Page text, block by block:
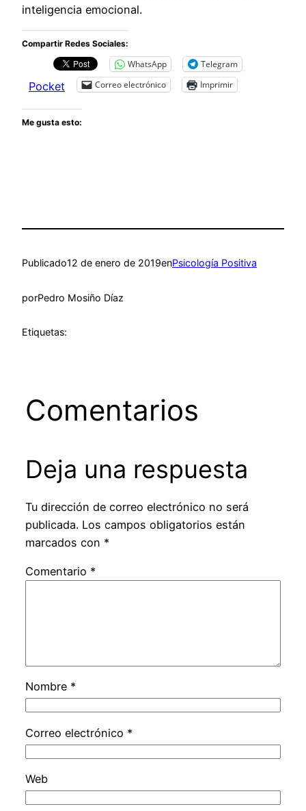
inteligencia emocional.
Compartir Redes Sociales:
WhatsApp Telegram
Pocket Correo electrónico Imprimir
Me gusta esto:
Publicado12 de enero de 2019enPsicología Positiva
porPedro Mosiño Díaz
Etiquetas:
Comentarios
Deja una respuesta
Tu dirección de correo electrónico no será
publicada. Los campos obligatorios están
marcados con *
Comentario *
Nombre *
Correo electrónico *
Web